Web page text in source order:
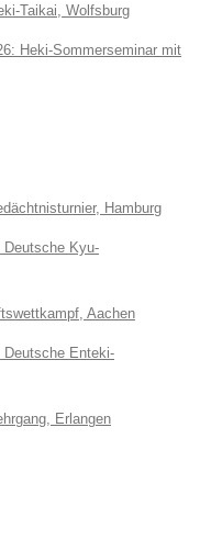
Taikai, Wolfsburg
Heki-Sommerseminar mit
Hamburg
Deutsche Kyu-
Aachen
Enteki-
Erlangen